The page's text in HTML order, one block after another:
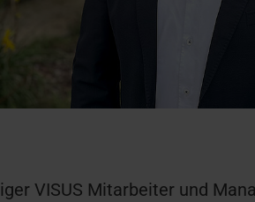
VISUS Mitarbeiter und